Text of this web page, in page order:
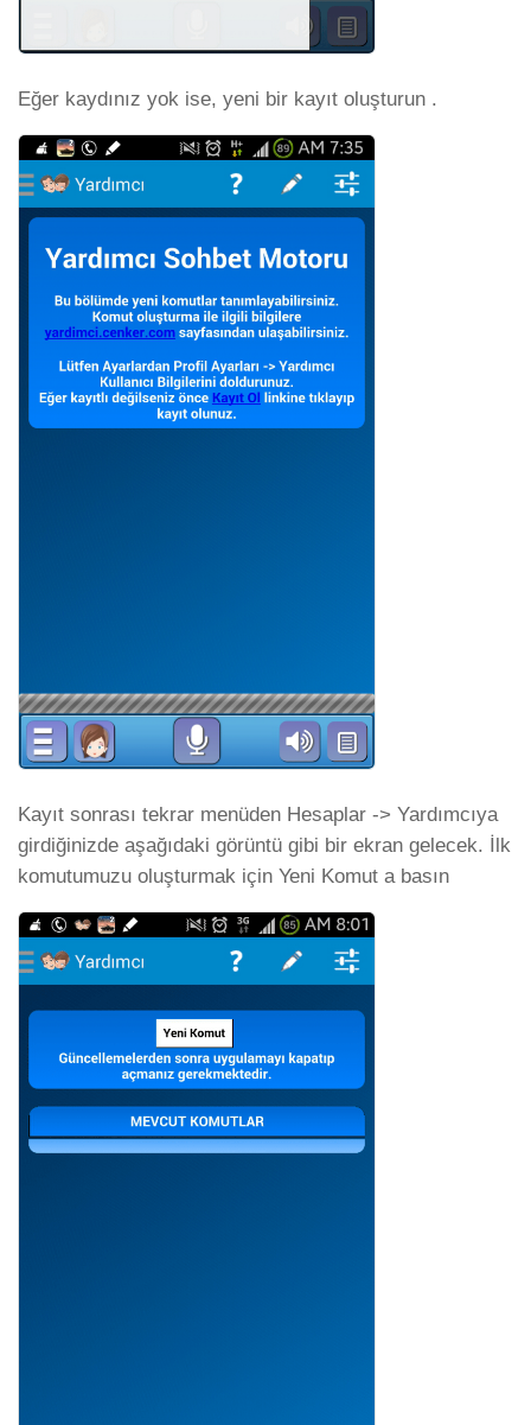
Eğer kaydınız yok ise, yeni bir kayıt oluşturun .
Kayıt sonrası tekrar menüden Hesaplar -> Yardımcıya
girdiğinizde aşağıdaki görüntü gibi bir ekran gelecek. İlk
komutumuzu oluşturmak için Yeni Komut a basın